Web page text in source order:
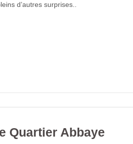
d’autres surprises..
Quartier Abbaye